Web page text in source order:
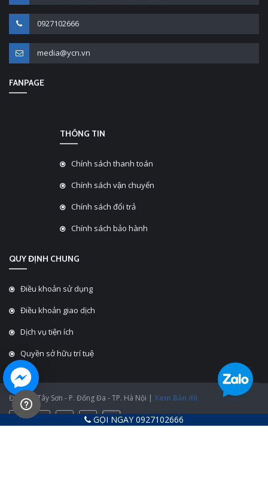
0927102666
media@ycn.vn
FANPAGE
THÔNG TIN
Chính sách thanh toán
Chính sách vận chuyển
Chính sách đổi trả
Chính sách bảo hành
QUY ĐỊNH CHUNG
Điều khoản sử dụng
Điều khoản giao dịch
Dịch vụ tiện ích
Quyền sở hữu trí tuệ
ĐC: 430 Tây Sơn - P. Đống Đa - TP. Hà Nội | Xem Bản đồ
GỌI NGAY 0927102666